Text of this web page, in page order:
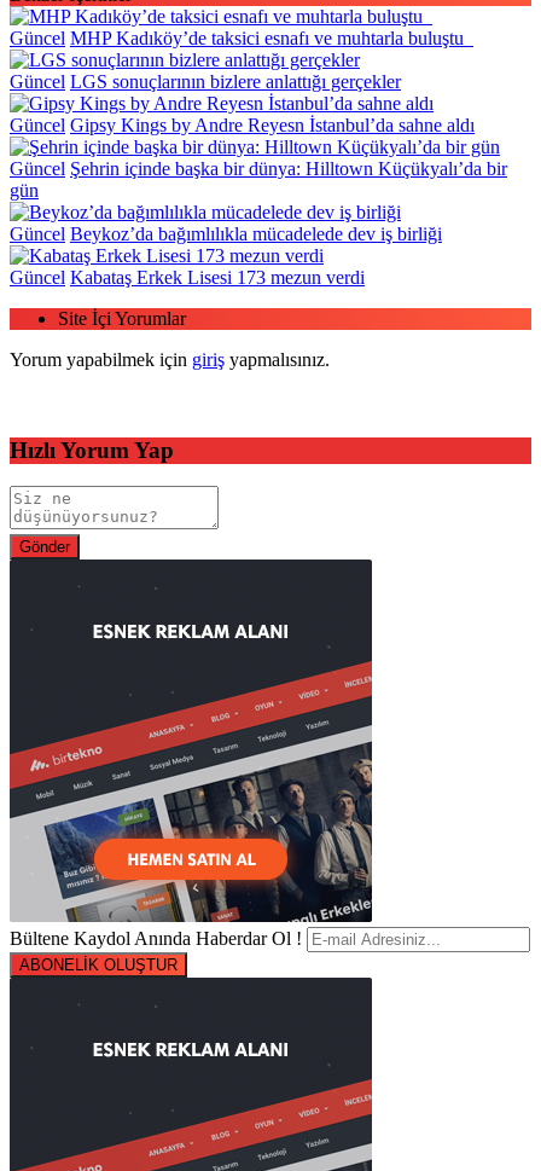
Güncel MHP Kadıköy’de taksici esnafı ve muhtarla buluştu
Güncel LGS sonuçlarının bizlere anlattığı gerçekler
Güncel Gipsy Kings by Andre Reyesn İstanbul’da sahne aldı
Güncel Şehrin içinde başka bir dünya: Hilltown Küçükyalı’da bir
gün
Güncel Beykoz’da bağımlılıkla mücadelede dev iş birliği
Güncel Kabataş Erkek Lisesi 173 mezun verdi
Site İçi Yorumlar
Yorum yapabilmek için giriş yapmalısınız.
Hızlı Yorum Yap
Bültene Kaydol Anında Haberdar Ol !
ABONELİK OLUŞTUR